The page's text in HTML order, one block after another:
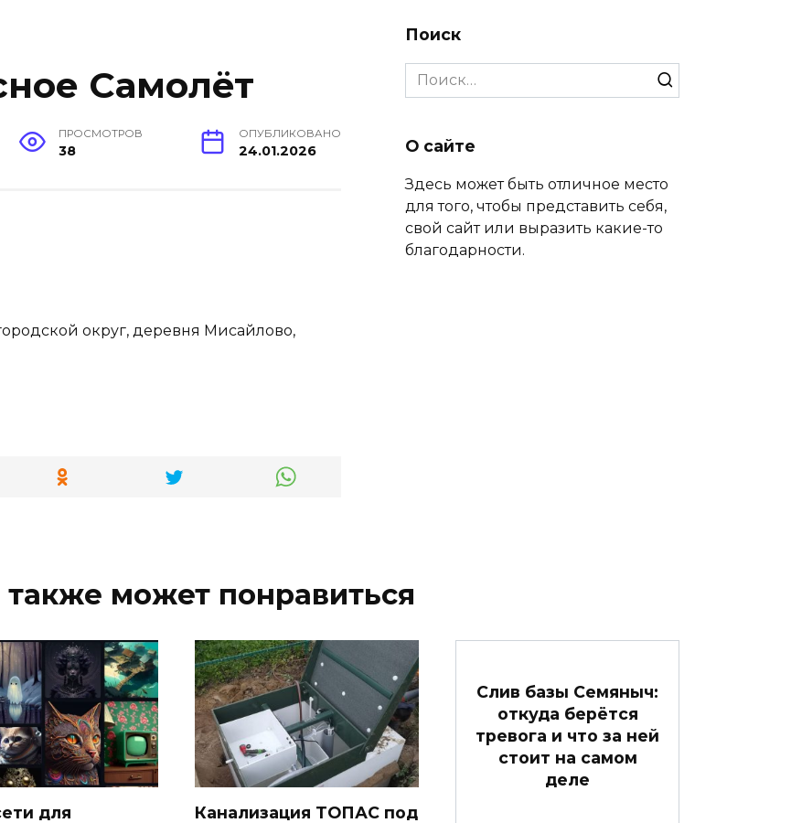
Самолёт
ПРОСМОТРОВ
38
ОПУБЛИКОВАНО
24.01.2026
округ, деревня Мисайлово,
Поиск
Search
for:
О сайте
Здесь может быть отличное место
для того, чтобы представить себя,
свой сайт или выразить какие-то
благодарности.
может понравиться
для
Канализация ТОПАС под
Слив базы Семяныч:
откуда берётся
тревога и что за ней
стоит на самом
деле